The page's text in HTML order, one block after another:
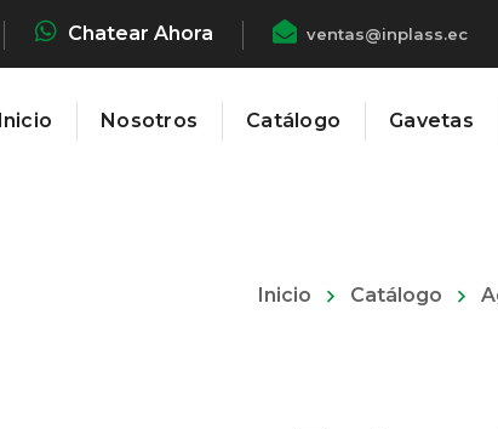
Chatear Ahora ventas@inplass.ec
Inicio Nosotros Catálogo Gavetas
Inicio Catálogo